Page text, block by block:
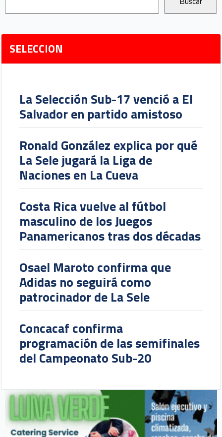
SELECCION
La Selección Sub-17 venció a El
Salvador en partido amistoso
Ronald González explica por qué
La Sele jugará la Liga de
Naciones en La Cueva
Costa Rica vuelve al fútbol
masculino de los Juegos
Panamericanos tras dos décadas
Osael Maroto confirma que
Adidas no seguirá como
patrocinador de La Sele
Concacaf confirma
programación de las semifinales
del Campeonato Sub-20